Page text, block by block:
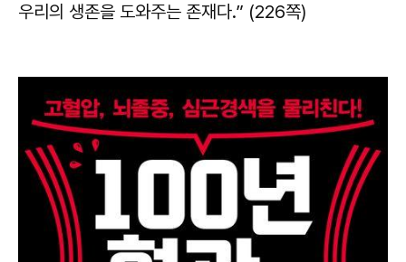
우리의 생존을 도와주는 존재다.” (226쪽)